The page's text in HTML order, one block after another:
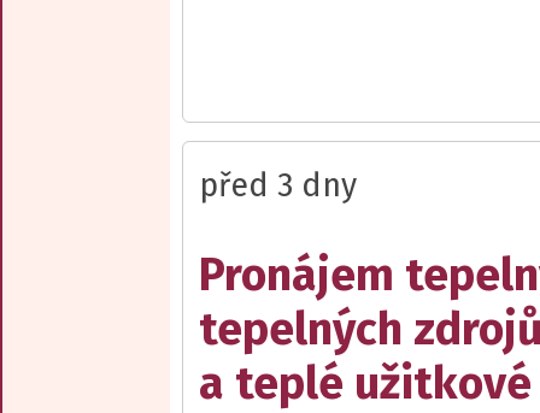
před 3 dny
Pronájem
tepelných
a teplé užitkové